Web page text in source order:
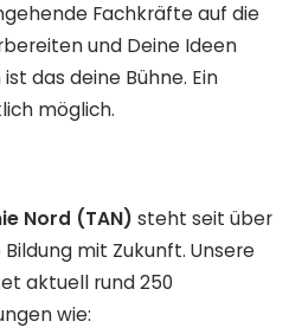
Fachkräfte auf die
und Deine Ideen
das deine Bühne. Ein
möglich.
Nord (TAN) steht seit über
mit Zukunft. Unsere
aktuell rund 250
wie: